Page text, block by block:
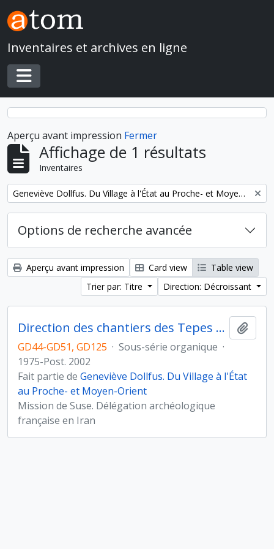
Skip to main content
Inventaires et archives en ligne
Toggle navigation
Aperçu avant impression Fermer
Affichage de 1 résultats
Inventaires
Remove filter: Geneviève Dollfus. Du Village à l'État au Proche- et Moyen-Orient
Options de recherche avancée
Aperçu avant impression Card view
Table view
Trier par: Titre
Direction: Décroissant
Direction des chantiers des Tepes Djaffarabad, Djowi et Bendebal (Iran)
GD44-GD51, GD125 · Sous-série organique ·
1975-Post. 2002
Fait partie de Geneviève Dollfus. Du Village à l'État
au Proche- et Moyen-Orient
Mission de Suse. Délégation archéologique
française en Iran